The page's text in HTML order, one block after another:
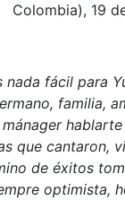
Colombia), 19
nada fácil para
familia,
que cantaron,
de éxitos
optimista,